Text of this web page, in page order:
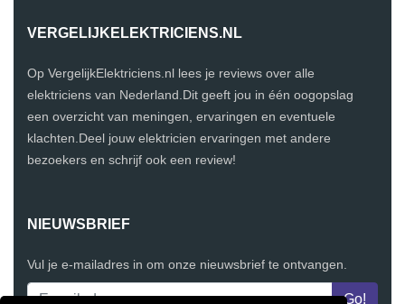
VERGELIJKELEKTRICIENS.NL
Op VergelijkElektriciens.nl lees je reviews over alle
elektriciens van Nederland.Dit geeft jou in één oogopslag
een overzicht van meningen, ervaringen en eventuele
klachten.Deel jouw elektricien ervaringen met andere
bezoekers en schrijf ook een review!
NIEUWSBRIEF
Vul je e-mailadres in om onze nieuwsbrief te ontvangen.